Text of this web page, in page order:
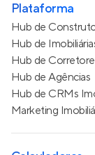
Plataforma
Hub de
Hub de
Hub de
Hub de Agências
Hub de CRMs
Marketing